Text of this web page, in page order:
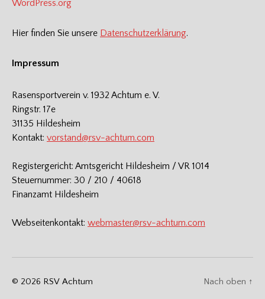
WordPress.org
Hier finden Sie unsere Datenschutzerklärung.
Impressum
Rasensportverein v. 1932 Achtum e. V.
Ringstr. 17e
31135 Hildesheim
Kontakt: vorstand@rsv-achtum.com
Registergericht: Amtsgericht Hildesheim / VR 1014
Steuernummer: 30 / 210 / 40618
Finanzamt Hildesheim
Webseitenkontakt: webmaster@rsv-achtum.com
© 2026 RSV Achtum Nach oben ↑